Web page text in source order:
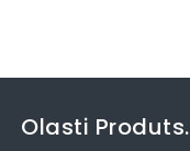
Olasti Produts.